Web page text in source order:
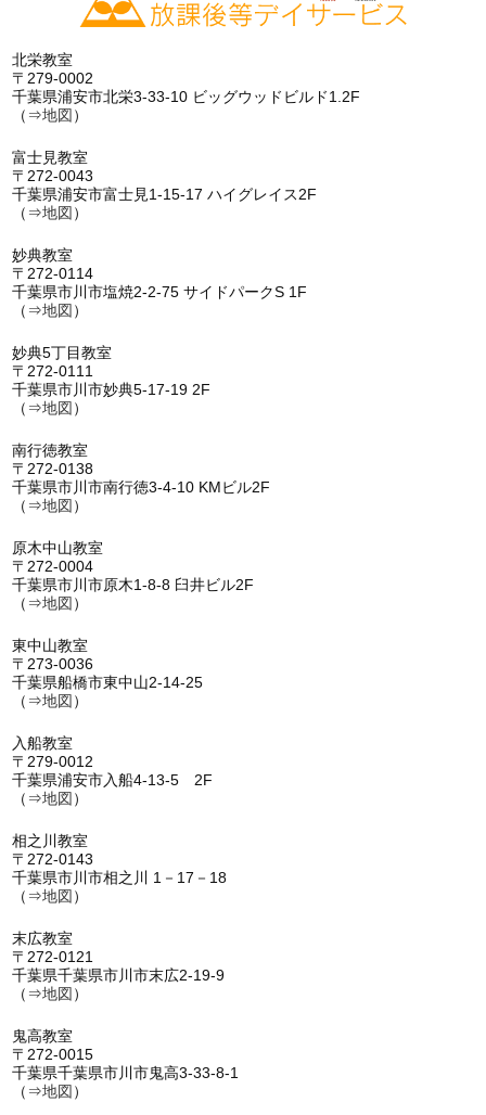
北栄教室
〒279-0002
千葉県浦安市北栄3-33-10 ビッグウッドビルド1.2F
（⇒地図 ）
富士見教室
〒272-0043
千葉県浦安市富士見1-15-17 ハイグレイス2F
（⇒地図 ）
妙典教室
〒272-0114
千葉県市川市塩焼2-2-75 サイドパークS 1F
（⇒地図 ）
妙典5丁目教室
〒272-0111
千葉県市川市妙典5-17-19 2F
（⇒地図 ）
南行徳教室
〒272-0138
千葉県市川市南行徳3-4-10 KMビル2F
（⇒地図 ）
原木中山教室
〒272-0004
千葉県市川市原木1-8-8 臼井ビル2F
（⇒地図 ）
東中山教室
〒273-0036
千葉県船橋市東中山2-14-25
（⇒地図 ）
入船教室
〒279-0012
千葉県浦安市入船4-13-5 2F
（⇒地図 ）
相之川教室
〒272-0143
千葉県市川市相之川 1－17－18
（⇒地図 ）
末広教室
〒272-0121
千葉県千葉県市川市末広2-19-9
（⇒地図 ）
鬼高教室
〒272-0015
千葉県千葉県市川市鬼高3-33-8-1
（⇒地図 ）